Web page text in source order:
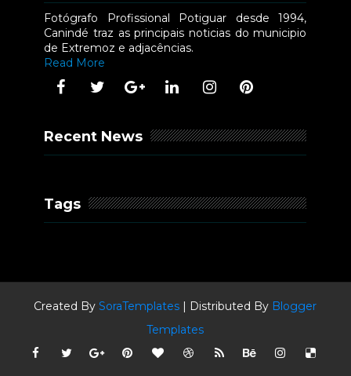
Fotógrafo Profissional Potiguar desde 1994,
Canindé traz as principais noticias do municipio
de Extremoz e adjacências.
Read More
Recent News
Tags
Created BySoraTemplates | Distributed By Blogger
Templates